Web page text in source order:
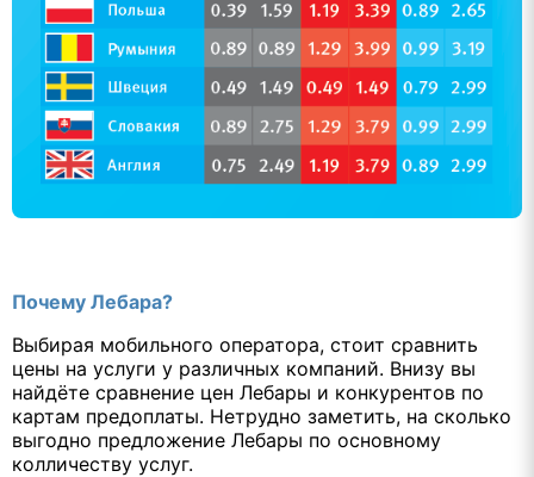
Почему Лебара?
Выбирая мобильного оператора, стоит сравнить
цены на услуги у различных компаний. Внизу вы
найдёте сравнение цен Лебары и конкурентов по
картам предоплаты. Нетрудно заметить, на сколько
выгодно предложение Лебары по основному
колличеству услуг.